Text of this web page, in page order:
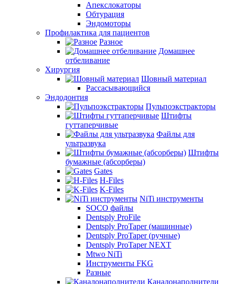
Апекслокаторы
Обтурация
Эндомоторы
Профилактика для пациентов
Разное
Домашнее
отбеливание
Хирургия
Шовный материал
Рассасывающийся
Эндодонтия
Пульпоэкстракторы
Штифты
гуттаперчивые
Файлы для
ультразвука
Штифты
бумажные (абсорберы)
Gates
H-Files
K-Files
NiTi инструменты
SOCO файлы
Dentsply ProFile
Dentsply ProTaper (машинные)
Dentsply ProTaper (ручные)
Dentsply ProTaper NEXT
Mtwo NiTi
Инструменты FKG
Разные
Каналонаполнители